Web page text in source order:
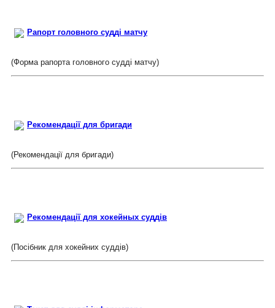
Рапорт головного судді матчу
(Форма рапорта головного судді матчу)
Рекомендації для бригади
(Рекомендації для бригади)
Рекомендації для хокейных суддів
(Посібник для хокейних суддів)